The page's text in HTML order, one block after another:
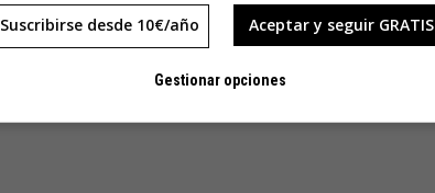
Aceptar y seguir GRATIS
Suscribirse desde 10€/año
Gestionar opciones